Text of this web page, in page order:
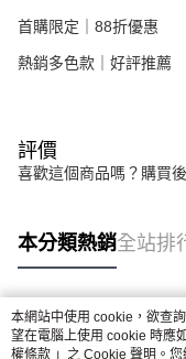
首購限定｜88折優惠
熱銷多色款｜好評推薦
評價
喜歡這個商品嗎？購買
本分類熱銷全站排
熱門標籤
本網站中使用 cookie，欲查
望在電腦上使用 cookie 時應
權條款 」之 Cookie 聲明。